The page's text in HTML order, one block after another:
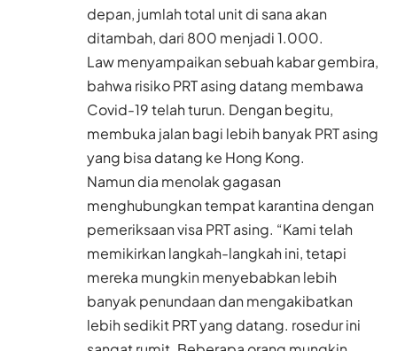
depan, jumlah total unit di sana akan
ditambah, dari 800 menjadi 1.000.
Law menyampaikan sebuah kabar gembira,
bahwa risiko PRT asing datang membawa
Covid-19 telah turun. Dengan begitu,
membuka jalan bagi lebih banyak PRT asing
yang bisa datang ke Hong Kong.
Namun dia menolak gagasan
menghubungkan tempat karantina dengan
pemeriksaan visa PRT asing. “Kami telah
memikirkan langkah-langkah ini, tetapi
mereka mungkin menyebabkan lebih
banyak penundaan dan mengakibatkan
lebih sedikit PRT yang datang. rosedur ini